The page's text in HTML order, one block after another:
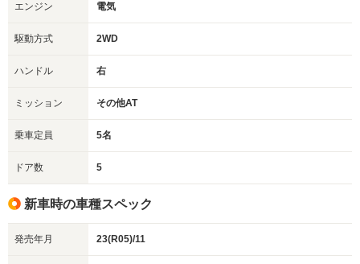
エンジン 電気
駆動方式 2WD
ハンドル 右
ミッション その他AT
乗車定員 5名
ドア数 5
新車時の車種スペック
発売年月 23(R05)/11